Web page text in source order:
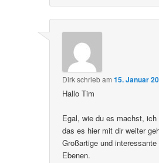
Dirkschriebam15. Januar
Hallo Tim
Egal, wie du es machst,
das es hier mit dir weiter
Großartige und
Ebenen.